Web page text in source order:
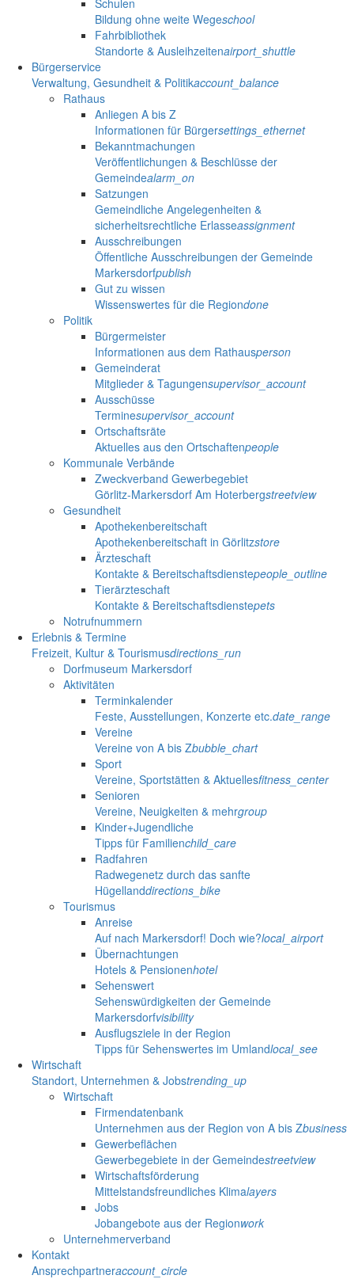
Bildung ohne weite Wegeschool
Fahrbibliothek
Standorte & Ausleihzeitenairport_shuttle
Bürgerservice
Verwaltung, Gesundheit & Politikaccount_balance
Rathaus
Anliegen A bis Z
Informationen für Bürgersettings_ethernet
Bekanntmachungen
Veröffentlichungen & Beschlüsse der
Gemeindealarm_on
Satzungen
Gemeindliche Angelegenheiten &
sicherheitsrechtliche Erlasseassignment
Ausschreibungen
Öffentliche Ausschreibungen der Gemeinde
Markersdorfpublish
Gut zu wissen
Wissenswertes für die Regiondone
Politik
Bürgermeister
Informationen aus dem Rathausperson
Gemeinderat
Mitglieder & Tagungensupervisor_account
Ausschüsse
Terminesupervisor_account
Ortschaftsräte
Aktuelles aus den Ortschaftenpeople
Kommunale Verbände
Zweckverband Gewerbegebiet
Görlitz-Markersdorf Am Hoterbergstreetview
Gesundheit
Apothekenbereitschaft
Apothekenbereitschaft in Görlitzstore
Ärzteschaft
Kontakte & Bereitschaftsdienstepeople_outline
Tierärzteschaft
Kontakte & Bereitschaftsdienstepets
Notrufnummern
Erlebnis & Termine
Freizeit, Kultur & Tourismusdirections_run
Dorfmuseum Markersdorf
Aktivitäten
Terminkalender
Feste, Ausstellungen, Konzerte etc.date_range
Vereine
Vereine von A bis Zbubble_chart
Sport
Vereine, Sportstätten & Aktuellesfitness_center
Senioren
Vereine, Neuigkeiten & mehrgroup
Kinder+Jugendliche
Tipps für Familienchild_care
Radfahren
Radwegenetz durch das sanfte
Hügellanddirections_bike
Tourismus
Anreise
Auf nach Markersdorf! Doch wie?local_airport
Übernachtungen
Hotels & Pensionenhotel
Sehenswert
Sehenswürdigkeiten der Gemeinde
Markersdorfvisibility
Ausflugsziele in der Region
Tipps für Sehenswertes im Umlandlocal_see
Wirtschaft
Standort, Unternehmen & Jobstrending_up
Wirtschaft
Firmendatenbank
Unternehmen aus der Region von A bis Zbusiness
Gewerbeflächen
Gewerbegebiete in der Gemeindestreetview
Wirtschaftsförderung
Mittelstandsfreundliches Klimalayers
Jobs
Jobangebote aus der Regionwork
Unternehmerverband
Kontakt
Ansprechpartneraccount_circle